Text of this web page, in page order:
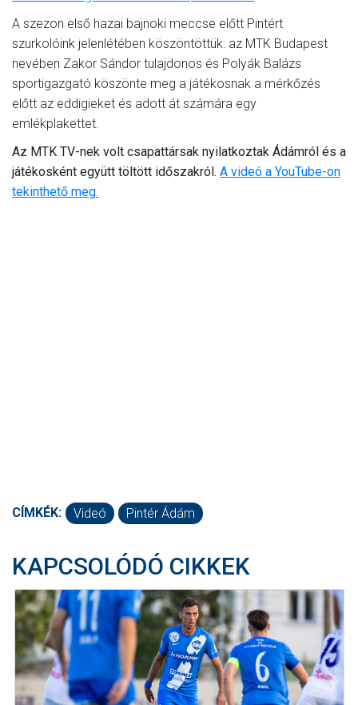
A szezon első hazai bajnoki meccse előtt Pintért
szurkolóink jelenlétében köszöntöttük: az MTK Budapest
nevében Zakor Sándor tulajdonos és Polyák Balázs
sportigazgató köszönte meg a játékosnak a mérkőzés
előtt az eddigieket és adott át számára egy
emlékplakettet.
Az MTK TV-nek volt csapattársak nyilatkoztak Ádámról és a
játékosként együtt töltött időszakról. A videó a YouTube-on
tekinthető meg.
CÍMKÉK: Videó Pintér Ádám
KAPCSOLÓDÓ CIKKEK